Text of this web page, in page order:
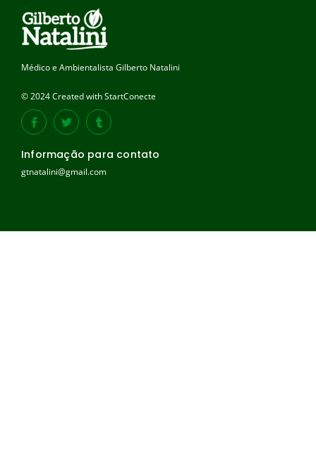
Médico e Ambientalista Gilberto Natalini
© 2024 Created with StartConecte
Informação para contato
gtnatalini@gmail.com